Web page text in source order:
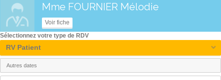
Mme FOURNIER Mélodie
Voir fiche
Sélectionnez votre type de RDV
RV Patient